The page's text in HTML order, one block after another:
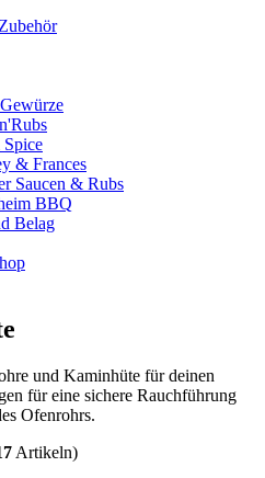
& Frances
Saucen & Rubs
BBQ
Belag
und Kaminhüte für deinen
für eine sichere Rauchführung
Ofenrohrs.
Artikeln)